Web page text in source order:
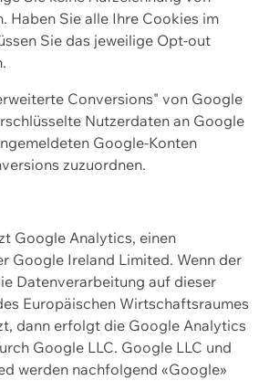
Haben Sie alle Ihre Cookies im
Sie das jeweilige Opt-out
Conversions" von Google
Nutzerdaten an Google
Google-Konten
zuzuordnen.
Google Analytics, einen
Google Ireland Limited. Wenn der
Datenverarbeitung auf dieser
Europäischen Wirtschaftsraumes
dann erfolgt die Google Analytics
Google LLC. Google LLC und
werden nachfolgend «Google»